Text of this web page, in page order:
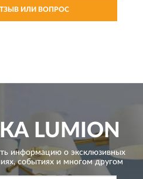
ИЛИ ВОПРОС
LUMION
информацию о эксклюзивных
событиях и многом другом